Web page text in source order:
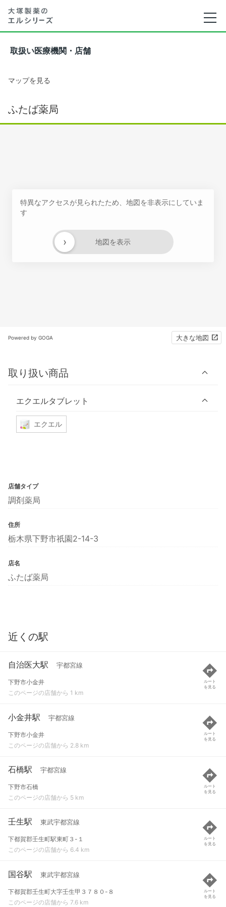
取扱い医療機関・店舗
マップを見る
ふたば薬局
特異なアクセスが見られたため、地図を非表示にしていま
す
地図を表示
›
Powered by GOGA 大きな地図
取り扱い商品
エクエルタブレット
エクエル
店舗タイプ
調剤薬局
住所
栃木県下野市祇園2-14-3
店名
ふたば薬局
近くの駅
自治医大駅 宇都宮線
下野市小金井
このページの店舗から 1 km
ルート
を見る
小金井駅 宇都宮線
下野市小金井
このページの店舗から 2.8 km
ルート
を見る
石橋駅 宇都宮線
下野市石橋
このページの店舗から 5 km
ルート
を見る
壬生駅 東武宇都宮線
下都賀郡壬生町駅東町３-１
このページの店舗から 6.4 km
ルート
を見る
国谷駅 東武宇都宮線
下都賀郡壬生町大字壬生甲３７８０-８
このページの店舗から 7.6 km
ルート
を見る